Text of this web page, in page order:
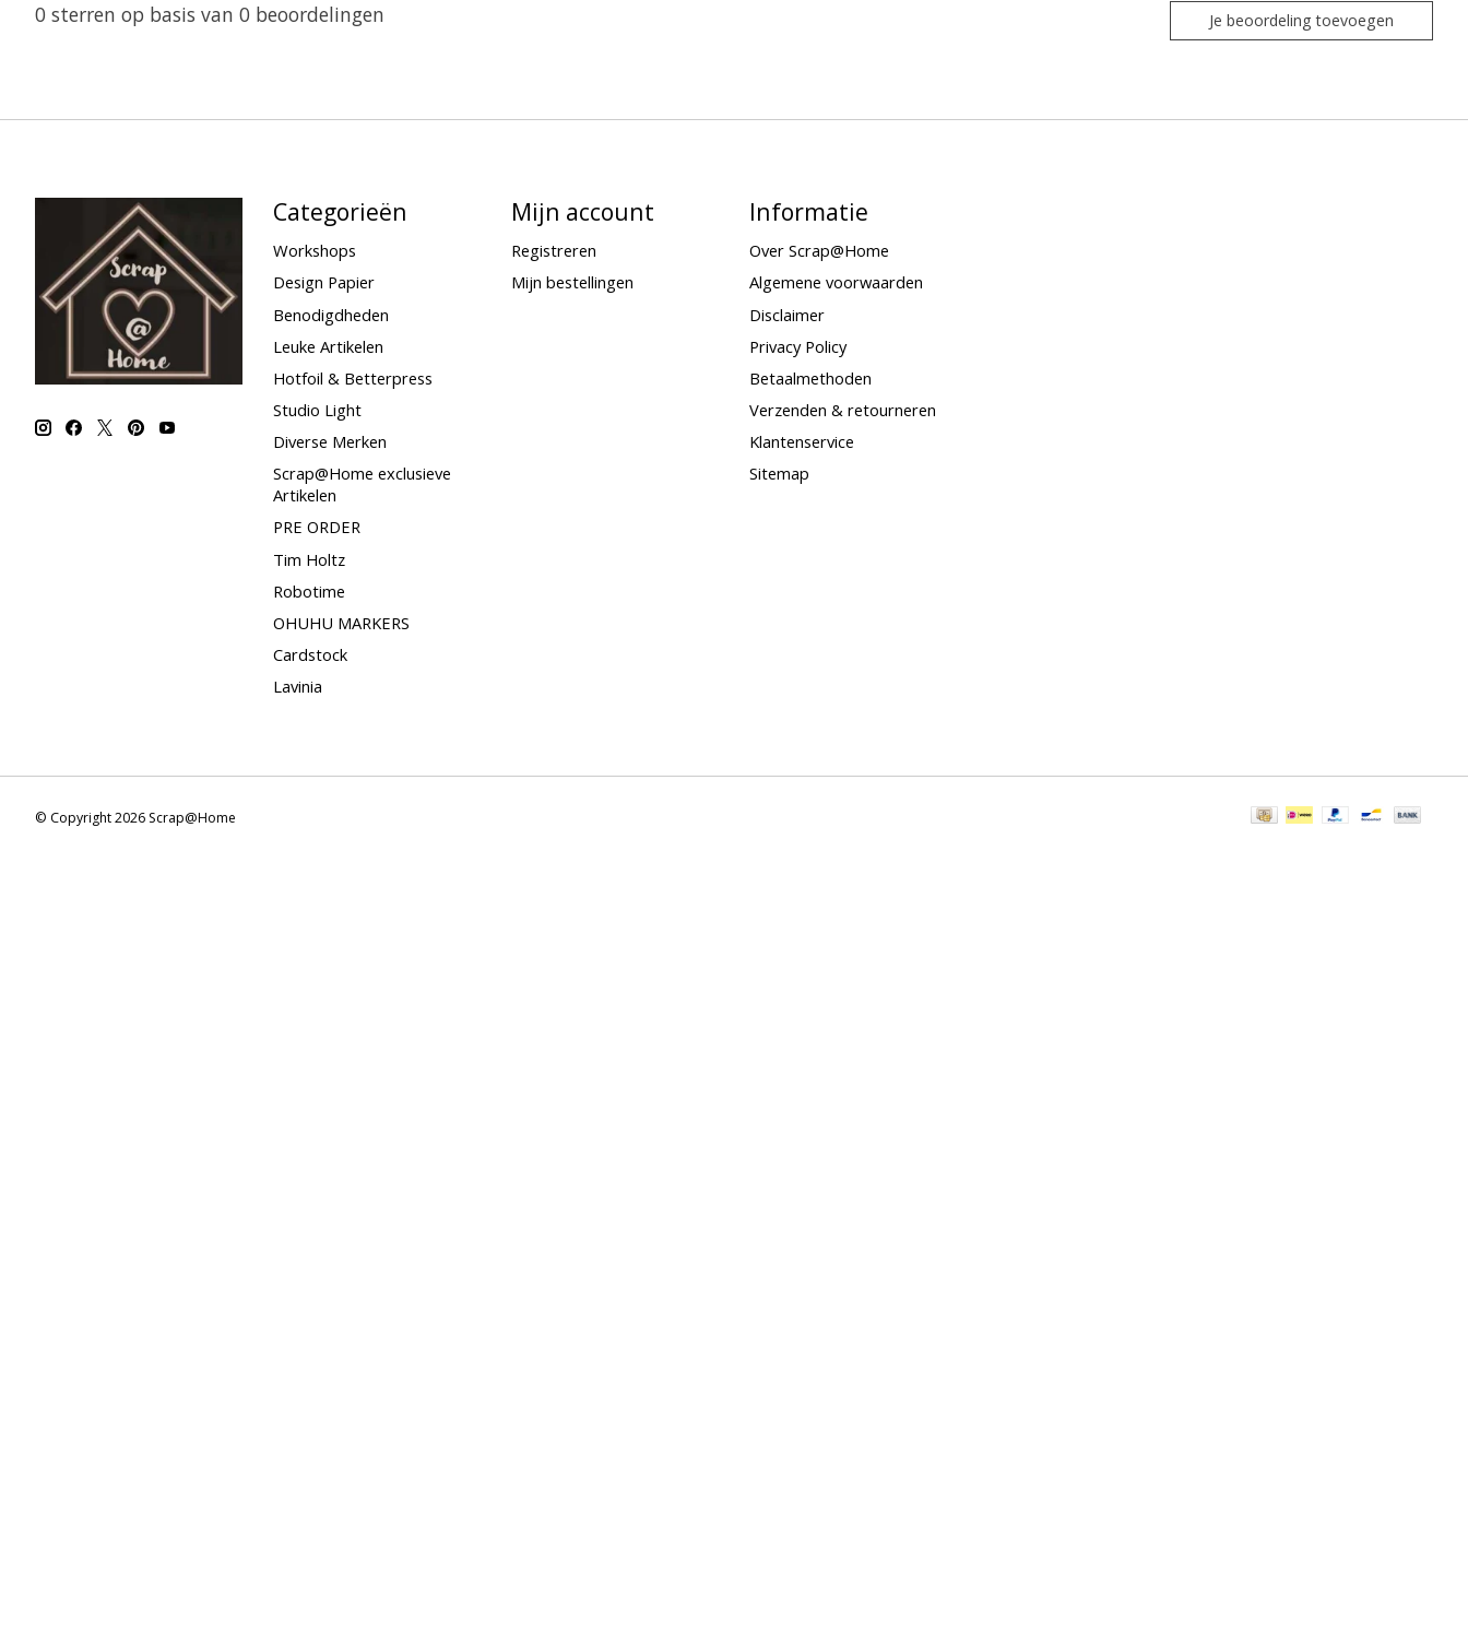
0 sterren op basis van 0 beoordelingen Je beoordeling toevoegen
Categorieën
Workshops
Design Papier
Benodigdheden
Leuke Artikelen
Hotfoil & Betterpress
Studio Light
Diverse Merken
Scrap@Home exclusieve
Artikelen
PRE ORDER
Tim Holtz
Robotime
OHUHU MARKERS
Cardstock
Lavinia
Mijn account
Registreren
Mijn bestellingen
Informatie
Over Scrap@Home
Algemene voorwaarden
Disclaimer
Privacy Policy
Betaalmethoden
Verzenden & retourneren
Klantenservice
Sitemap
© Copyright 2026 Scrap@Home